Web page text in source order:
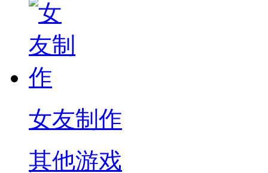
女友制作
其他游戏